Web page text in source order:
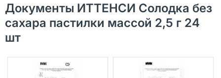
Документы ИТТЕНСИ Солодка без
сахара пастилки массой 2,5 г 24
шт